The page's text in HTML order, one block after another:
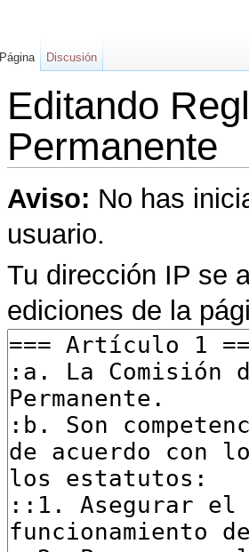
Editando
Permanente
Aviso: No has
usuario.
Tu dirección IP se
ediciones de la
Página Discusión